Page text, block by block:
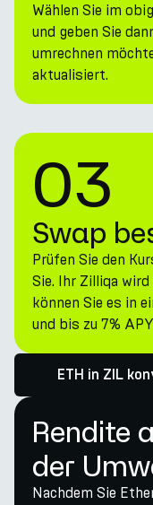
Wählen Sie im
und geben Sie
umrechnen
aktualisiert.
03
Swap
Prüfen Sie den
Sie. Ihr Zilliqa
können Sie es in
und bis zu 7%
ETH in ZIL
Rendite
der
Nachdem Sie